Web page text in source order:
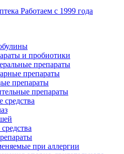
Работаем с 1999 года
и пробиотики
препараты
препараты
препараты
препараты
средства
при аллергии